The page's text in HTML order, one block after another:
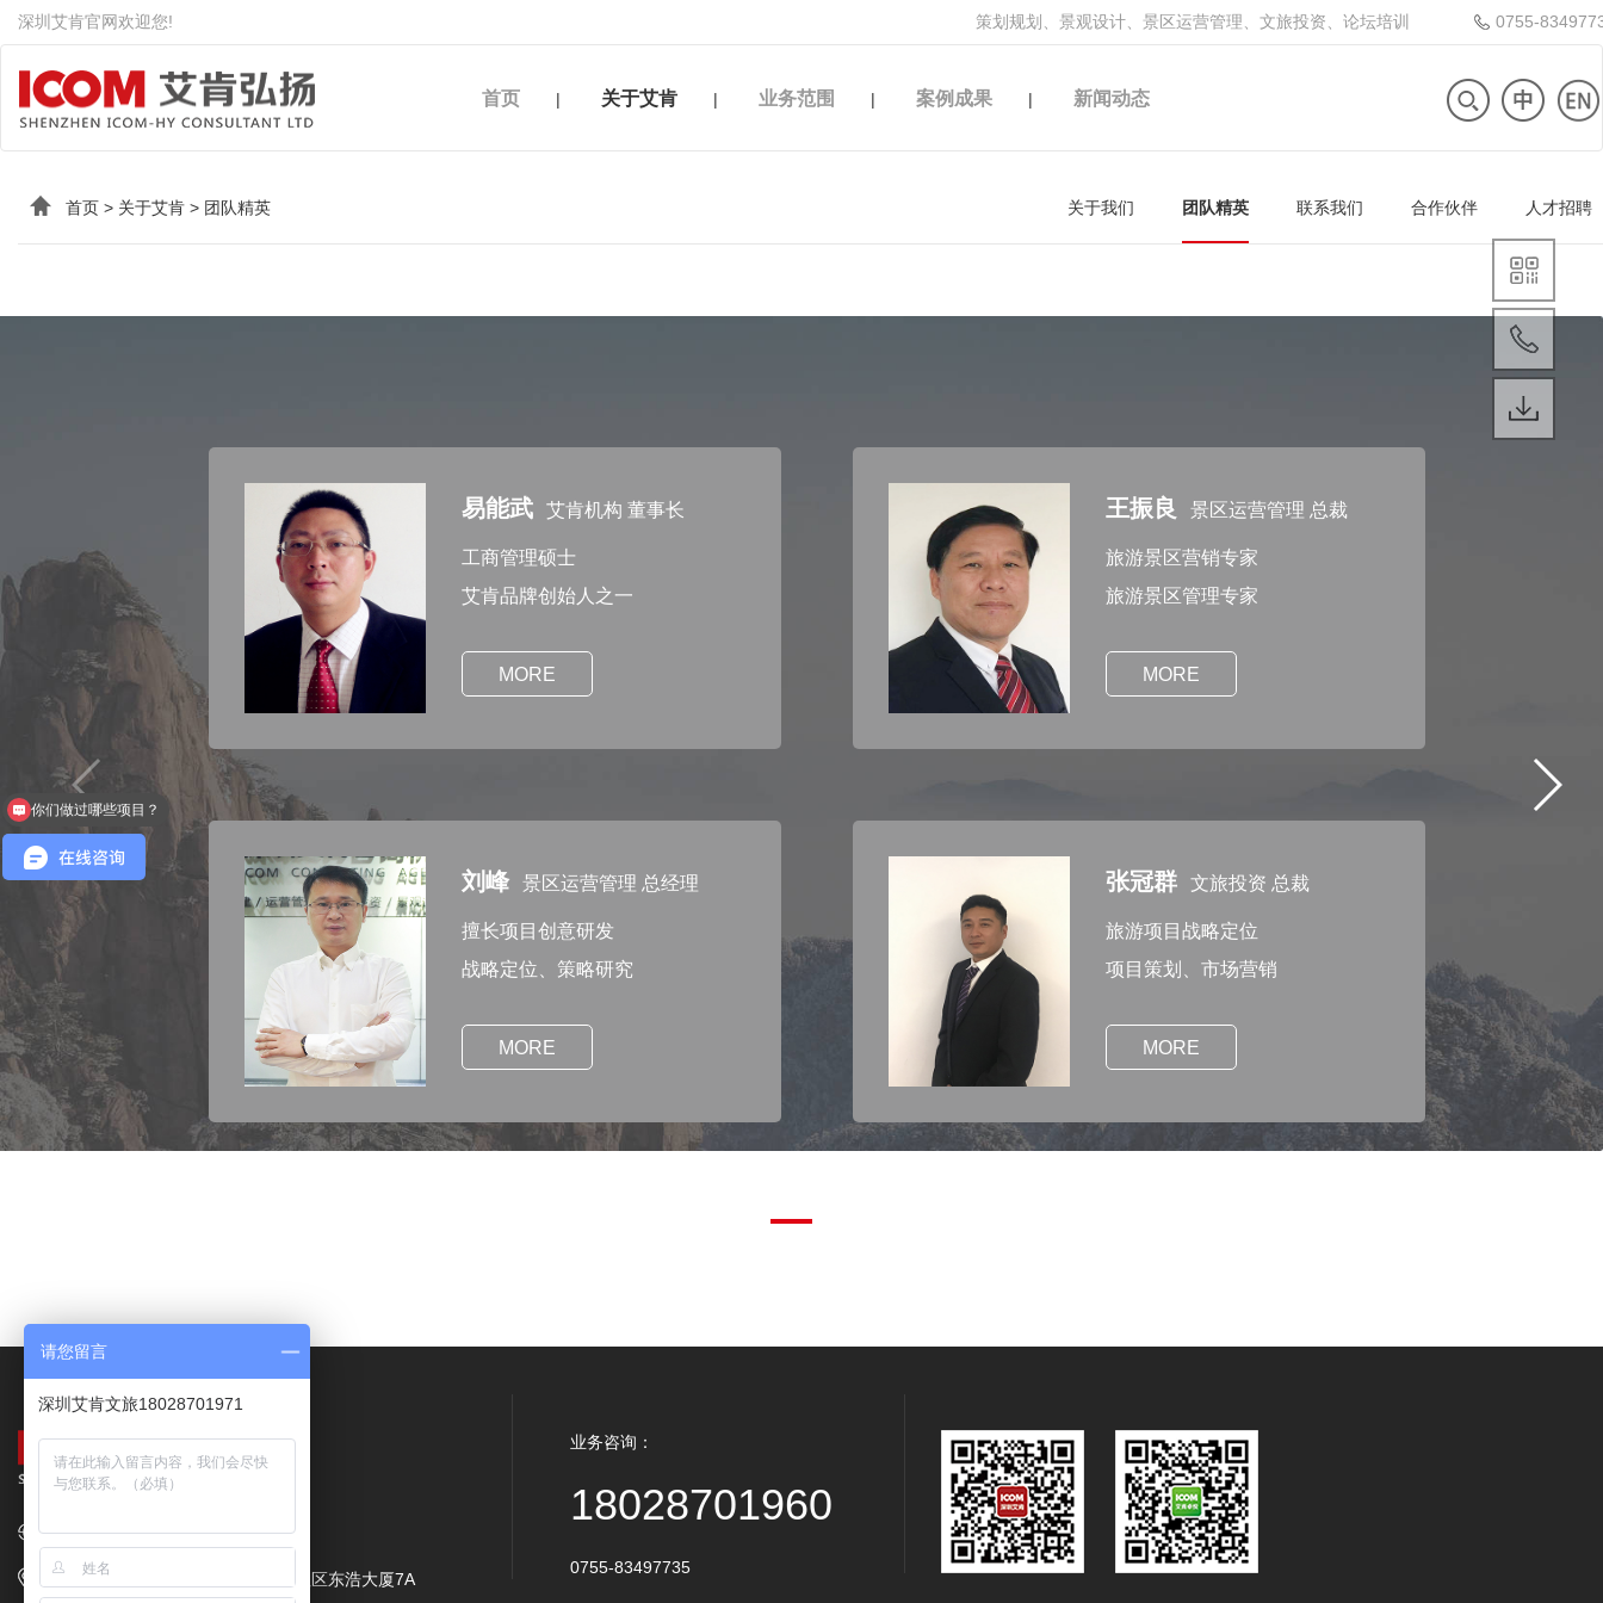
深圳艾肯官网欢迎您! 策划规划、景观设计、景区运营管理、文旅投资、论坛培训 0755-
首页 | 关于艾肯 | 业务范围 | 案例成果 | 新闻动态
首页 > 关于艾肯 > 团队精英 关于我们 团队精英 联系我们 合作伙伴 人才招聘
易能武 艾肯机构 董事长
工商管理硕士
艾肯品牌创始人之一
MORE
刘峰 景区运营管理 总经理
擅长项目创意研发
战略定位、策略研究
MORE
王振良 景区运营管理 总裁
旅游景区营销专家
旅游景区管理专家
MORE
张冠群 文旅投资 总裁
旅游项目战略定位
项目策划、市场营销
MORE
网址：www.come23.com
地址：深圳市龙华区民治街道樟坑社区东浩大厦7A
业务咨询：
18028701960
0755-83497735
你们做过哪些项目？
请您留言
深圳艾肯文旅18028701971